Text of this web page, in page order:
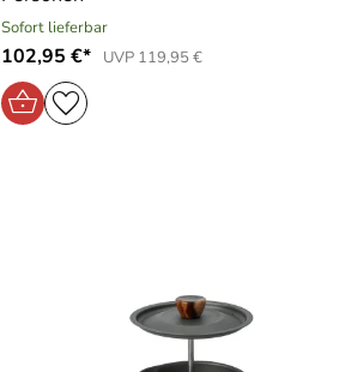
Sofort lieferbar
102,95 €* UVP 119,95 €